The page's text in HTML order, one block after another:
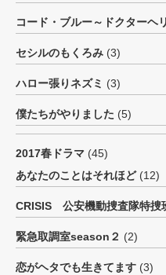
コード・ブルー～ドクター
セシルのもくろみ (3)
ハロー張りネズミ (3)
僕たちがやりました (5)
2017春ドラマ (45)
あなたのことはそれほど(12)
CRISIS 公安機動捜査隊特捜
緊急取調室season２ (2)
恋がヘタでも生きてます (3)